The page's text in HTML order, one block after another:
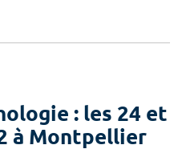
: les 24 et
à Montpellier